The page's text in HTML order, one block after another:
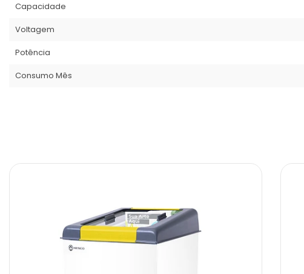
Capacidade
Voltagem
Potência
Consumo Mês